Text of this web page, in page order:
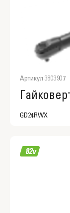
Артикул 3803907
GD24RWX